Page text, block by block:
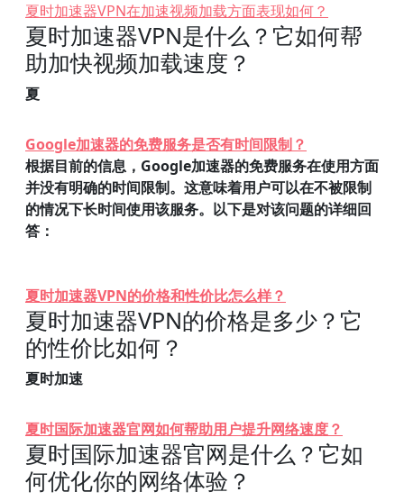
夏时加速器VPN在加速视频加载方面表现如何？
夏时加速器VPN是什么？它如何帮
助加快视频加载速度？
夏
Google加速器的免费服务是否有时间限制？
根据目前的信息，Google加速器的免费服务在使用方面
并没有明确的时间限制。这意味着用户可以在不被限制
的情况下长时间使用该服务。以下是对该问题的详细回
答：
夏时加速器VPN的价格和性价比怎么样？
夏时加速器VPN的价格是多少？它
的性价比如何？
夏时加速
夏时国际加速器官网如何帮助用户提升网络速度？
夏时国际加速器官网是什么？它如
何优化你的网络体验？